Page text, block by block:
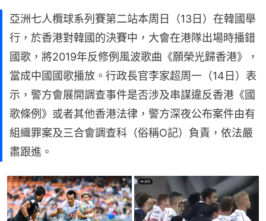
亞洲七人欖球系列賽第二站本周日（13日）在韓國舉
行，於香港對韓國的決賽中，大會在港隊出場時播錯
國歌，將2019年反修例風波歌曲《願榮光歸香港》，
當成中國國歌播放。行政長官李家超周一（14日）表
示，警方會展開調查事件是否涉及串謀違反香港《國
歌條例》或者其他香港法律，警方深夜公布案件由有
組織罪案及三合會調查科（俗稱O記）負責，依法嚴
肅跟進。